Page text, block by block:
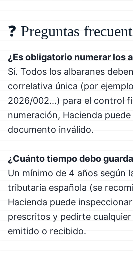
❓ Preguntas
¿Es obligatorio numerar los
Sí. Todos los albaranes
correlativa única (por
2026/002...) para el control
numeración, Hacienda
documento inválido.
¿Cuánto tiempo debo
Un mínimo de 4 años según
tributaria española (se
Hacienda puede
prescritos y pedirte
emitido o recibido.